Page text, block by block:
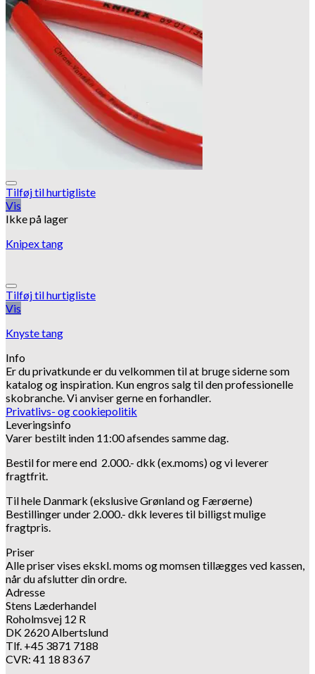
Tilføj til hurtigliste
Vis
Ikke på lager
Knipex tang
Tilføj til hurtigliste
Vis
Knyste tang
Info
Er du privatkunde er du velkommen til at bruge siderne som
katalog og inspiration. Kun engros salg til den professionelle
skobranche.Vi anviser gerne en forhandler.
Privatlivs- og cookiepolitik
Leveringsinfo
Varer bestilt inden 11:00 afsendes samme dag.
Bestil for mere end 2.000.- dkk (ex.moms) og vi leverer
fragtfrit.
Til hele Danmark (ekslusive Grønland og Færøerne)
Bestillinger under 2.000.- dkk leveres til billigst mulige
fragtpris.
Priser
Alle priser vises ekskl. moms og momsen tillægges ved kassen,
når du afslutter din ordre.
Adresse
Stens Læderhandel
Roholmsvej 12 R
DK 2620 Albertslund
Tlf. +45 3871 7188
CVR: 41 18 83 67